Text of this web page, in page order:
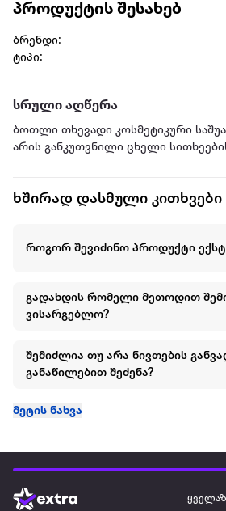
პროდუქტის შესახებ
ბრენდი:
ტიპი:
სრული აღწერა
ბოთლი თხევადი კოსმეტიკური
არის განკუთვნილი ცხელი
ხშირად დასმული კითხვები
როგორ შევიძინო პროდუქტი
გადახდის რომელი მეთოდით
ვისარგებლო?
შემიძლია თუ არა ნივთების
განაწილებით შეძენა?
მეტის ნახვა